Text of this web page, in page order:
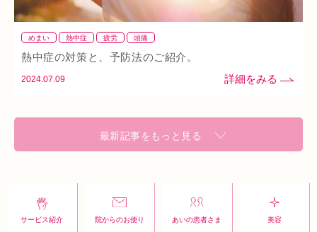
めまい 熱中症 疲労 頭痛
熱中症の対策と、予防法のご紹介。
2024.07.09
最新記事をもっと見る
サービス紹介 院からのお便り あいの患者さま 美容